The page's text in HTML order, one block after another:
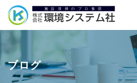
ブログ